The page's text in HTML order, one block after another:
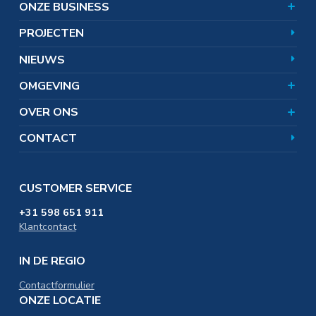
ONZE BUSINESS
PROJECTEN
NIEUWS
OMGEVING
Uitgelichte onderwerpen
Wat doet Nedmag?
Hoe werkt zoutwinning?
Zoutwinning en bodemdaling
In de omgeving
Omgevingsnieuws
Veelgestelde vragen
SAMEN. omgevingsfonds
OVER ONS
Aandeelhouders
Team
Corporate responsibility
Certificaten
Distributie & Logistiek
Werken bij
Educatie & Onderwijs
CONTACT
CUSTOMER SERVICE
+31 598 651 911
Klantcontact
IN DE REGIO
Contactformulier
ONZE LOCATIE